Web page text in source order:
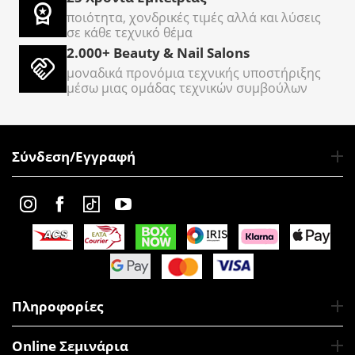
ποιότητα, χονδρικές τιμές αλλά και λύσεις
σε κάθε τεχνικό θέμα
2.000+ Beauty & Nail Salons
μοναδικά προνόμια τεχνικής υποστήριξης
μέσω μιας ομάδας τεχνικών συμβούλων
Σύνδεση/Εγγραφή
Πληροφορίες
Online Σεμινάρια